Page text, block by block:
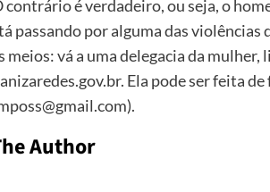
contrário é verdadeiro, ou seja, o
passando por alguma das
meios: vá a uma delegacia da
Ela pode ser feita
Author